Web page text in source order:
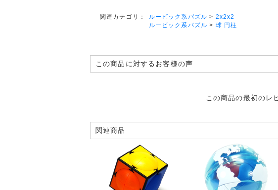
関連カテゴリ： ルービック系パズル > 2x2x2
ルービック系パズル > 球 円柱
この商品に対するお客様の声
この商品の最初のレ
関連商品